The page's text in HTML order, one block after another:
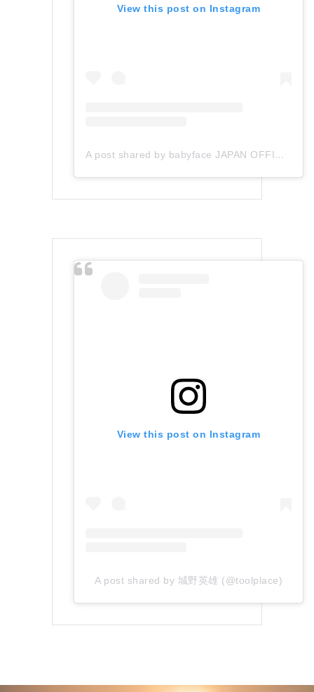
View this post on Instagram
A post shared by babyface JAPAN OFFICIAL (@babyface_japan)
View this post on Instagram
A post shared by 城野英雄 (@toolplace)